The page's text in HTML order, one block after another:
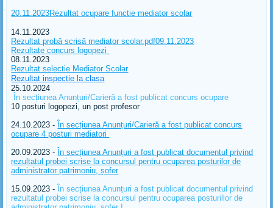
20.11.2023Rezultat ocupare functie mediator scolar
14.11.2023
Rezultat probă scrisă mediator scolar.pdf09.11.2023
Rezultate concurs logopezi
08.11.2023
Rezultat selectie Mediator Scolar
Rezultat inspectie la clasa
25.10.2024
În secțiunea Anunțuri/Carieră a fost publicat concurs ocupare
10 posturi logopezi, un post profesor
24.10.2023 - În secțiunea Anunțuri/Carieră a fost publicat concurs
ocupare 4 posturi mediatori
20.09.2023 - În secțiunea Anunțuri a fost publicat documentul privind
rezultatul probei scrise la concursul pentru ocuparea posturilor de
administrator patrimoniu, șofer
15.09.2023 - În secțiunea Anunțuri a fost publicat documentul privind
rezultatul probei scrise la concursul pentru ocuparea posturillor de